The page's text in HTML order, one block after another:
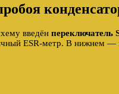
введён переключатель
ESR-метр. В нижнем —